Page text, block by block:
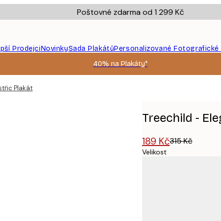
Poštovné zdarma od 1 299 Kč
ProdejciNovinkySada PlakátůPersonalizované Fotografické
40% na Plakáty*
Plakát
Treechild -
189 Kč315 Kč
Velikost